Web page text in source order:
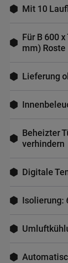
Mit 10
Für B 600
mm) Roste
Lieferung
Beheizter
verhindern
Digitale
Isolierung: